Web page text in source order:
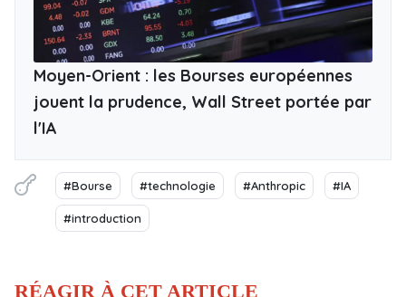
Moyen-Orient : les Bourses européennes
jouent la prudence, Wall Street portée par
l'IA
#Bourse #technologie #Anthropic #IA
#introduction